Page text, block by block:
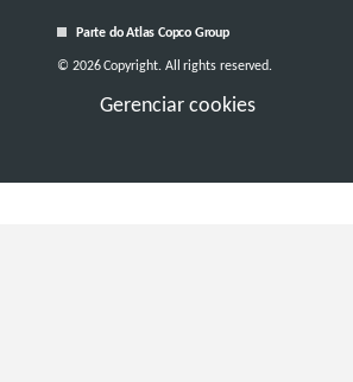
Parte do Atlas Copco Group
Gerenciar cookies
© 2026 Copyright. All rights reserved.